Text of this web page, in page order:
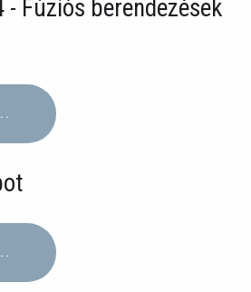
- Fúziós berendezések